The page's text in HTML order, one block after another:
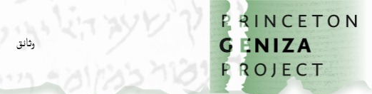
تخطي إلى المحتوى الرئيسي
الصفحة الرئيسية
وثائق